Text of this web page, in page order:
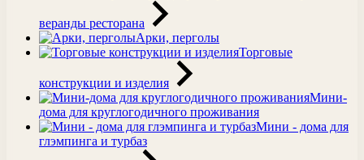
веранды ресторана
Арки, перголы
Торговые
конструкции и изделия
Мини-
дома для круглогодичного проживания
Мини - дома для
глэмпинга и турбаз